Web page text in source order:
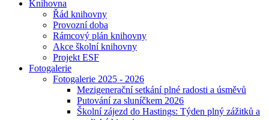
Knihovna
Řád knihovny
Provozní doba
Rámcový plán knihovny
Akce školní knihovny
Projekt ESF
Fotogalerie
Fotogalerie 2025 - 2026
Mezigenerační setkání plné radosti a úsměvů
Putování za sluníčkem 2026
Školní zájezd do Hastings: Týden plný zážitků a